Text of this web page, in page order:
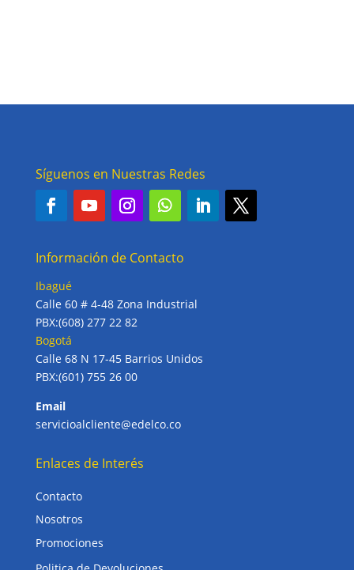
Síguenos en Nuestras Redes
Información de Contacto
Ibagué
Calle 60 # 4-48 Zona Industrial
PBX:(608) 277 22 82
Bogotá
Calle 68 N 17-45 Barrios Unidos
PBX:(601) 755 26 00
Email
servicioalcliente@edelco.co
Enlaces de Interés
Contacto
Nosotros
Promociones